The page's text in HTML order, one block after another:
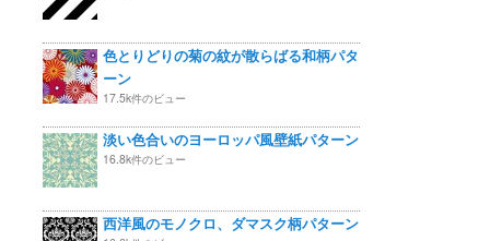
色とりどりの菊の紋が散らばる和柄パタ
ーン
17.5k件のビュー
淡い色合いのヨーロッパ風壁紙パターン
16.8k件のビュー
西洋風のモノクロ、ダマスク柄パターン